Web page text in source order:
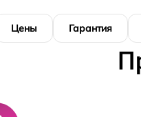
Цены Гарантия